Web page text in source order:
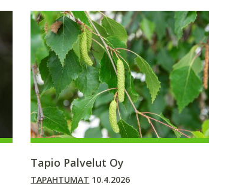
Tapio Palvelut Oy
TAPAHTUMAT 10.4.2026